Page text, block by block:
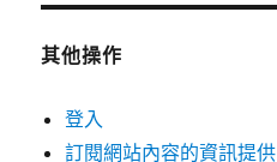
其他操作
登入
訂閱網站內容的資訊提供